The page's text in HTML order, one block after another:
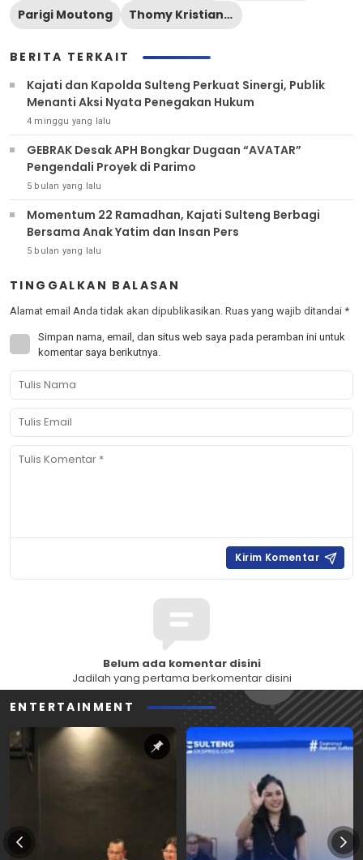
Parigi Moutong
Thomy Kristianto Hia
BERITA TERKAIT
Kajati dan Kapolda Sulteng Perkuat Sinergi, Publik
Menanti Aksi Nyata Penegakan Hukum
4 minggu yang lalu
GEBRAK Desak APH Bongkar Dugaan “AVATAR”
Pengendali Proyek di Parimo
5 bulan yang lalu
Momentum 22 Ramadhan, Kajati Sulteng Berbagi
Bersama Anak Yatim dan Insan Pers
5 bulan yang lalu
TINGGALKAN BALASAN
Alamat email Anda tidak akan dipublikasikan. Ruas yang wajib ditandai *
Simpan nama, email, dan situs web saya pada peramban ini untuk
komentar saya berikutnya.
Belum ada komentar disini
Jadilah yang pertama berkomentar disini
ENTERTAINMENT